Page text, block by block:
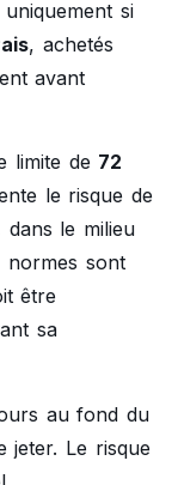
uniquement si
, achetés
avant
limite de 72
le risque de
dans le milieu
normes sont
être
sa
au fond du
jeter. Le risque